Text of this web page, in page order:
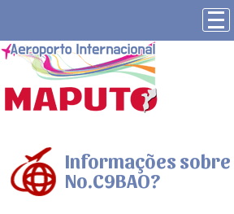
Informações sobre
No.C9BAO?